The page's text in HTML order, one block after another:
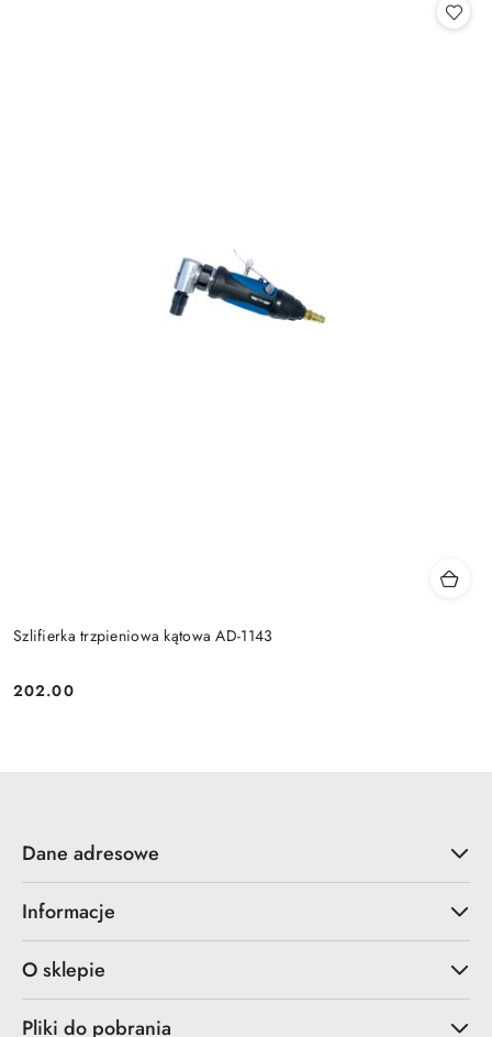
Szlifierka trzpieniowa kątowa AD-1143
Cena:
202.00
Dane adresowe
Informacje
O sklepie
Pliki do pobrania